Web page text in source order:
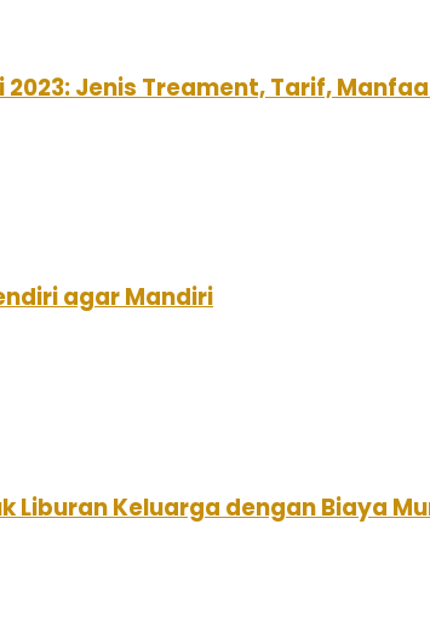
Jenis Treament, Tarif,
agar Mandiri
Liburan Keluarga dengan Biaya